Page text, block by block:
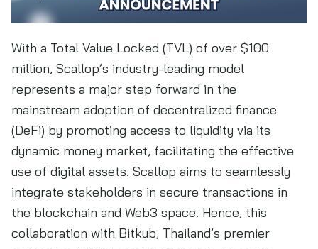
With a Total Value Locked (TVL) of over $100
million, Scallop’s industry-leading model
represents a major step forward in the
mainstream adoption of decentralized finance
(DeFi) by promoting access to liquidity via its
dynamic money market, facilitating the effective
use of digital assets. Scallop aims to seamlessly
integrate stakeholders in secure transactions in
the blockchain and Web3 space. Hence, this
collaboration with Bitkub, Thailand’s premier